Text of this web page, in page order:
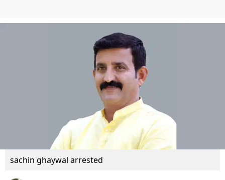
sachin ghaywal arrested